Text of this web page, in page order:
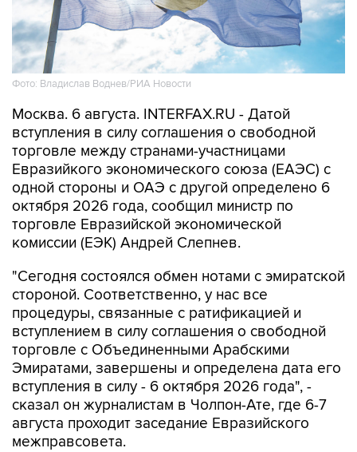
Фото: Владислав Воднев/РИА Новости
Москва. 6 августа. INTERFAX.RU - Датой
вступления в силу соглашения о свободной
торговле между странами-участницами
Евразийкого экономического союза (ЕАЭС) с
одной стороны и ОАЭ с другой определено 6
октября 2026 года, сообщил министр по
торговле Евразийской экономической
комиссии (ЕЭК) Андрей Слепнев.
"Сегодня состоялся обмен нотами с эмиратской
стороной. Соответственно, у нас все
процедуры, связанные с ратификацией и
вступлением в силу соглашения о свободной
торговле с Объединенными Арабскими
Эмиратами, завершены и определена дата его
вступления в силу - 6 октября 2026 года", -
сказал он журналистам в Чолпон-Ате, где 6-7
августа проходит заседание Евразийского
межправсовета.